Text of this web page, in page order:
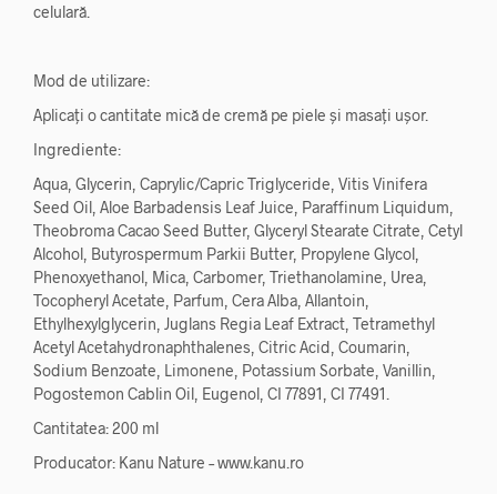
celulară.
Mod de utilizare:
Aplicați o cantitate mică de cremă pe piele și masați ușor.
Ingrediente:
Aqua, Glycerin, Caprylic/Capric Triglyceride, Vitis Vinifera
Seed Oil, Aloe Barbadensis Leaf Juice, Paraffinum Liquidum,
Theobroma Cacao Seed Butter, Glyceryl Stearate Citrate, Cetyl
Alcohol, Butyrospermum Parkii Butter, Propylene Glycol,
Phenoxyethanol, Mica, Carbomer, Triethanolamine, Urea,
Tocopheryl Acetate, Parfum, Cera Alba, Allantoin,
Ethylhexylglycerin, Juglans Regia Leaf Extract, Tetramethyl
Acetyl Acetahydronaphthalenes, Citric Acid, Coumarin,
Sodium Benzoate, Limonene, Potassium Sorbate, Vanillin,
Pogostemon Cablin Oil, Eugenol, CI 77891, CI 77491.
Cantitatea: 200 ml
Producator: Kanu Nature – www.kanu.ro